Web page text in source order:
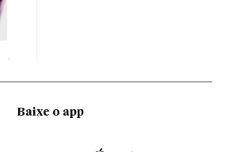
Baixe o app